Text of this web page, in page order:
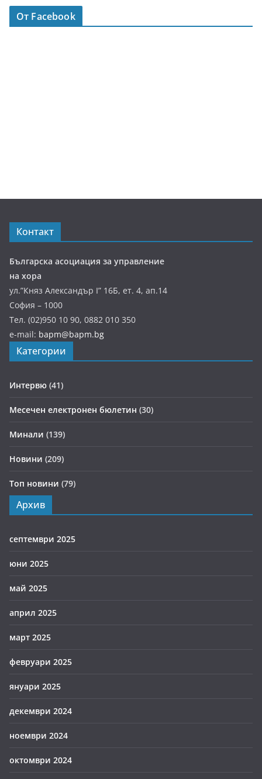
От Facebook
Контакт
Българска асоциация за управление
на хора
ул.”Княз Александър І” 16Б, ет. 4, ап.14
София – 1000
Тел. (02)950 10 90, 0882 010 350
e-mail: bapm@bapm.bg
Категории
Интервю (41)
Месечен електронен бюлетин (30)
Минали (139)
Новини (209)
Топ новини (79)
Архив
септември 2025
юни 2025
май 2025
април 2025
март 2025
февруари 2025
януари 2025
декември 2024
ноември 2024
октомври 2024